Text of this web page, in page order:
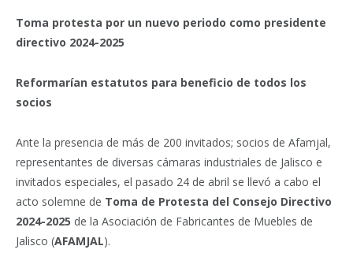
Toma protesta por un nuevo periodo como presidente
directivo 2024-2025
Reformarían estatutos para beneficio de todos los
socios
Ante la presencia de más de 200 invitados; socios de Afamjal,
representantes de diversas cámaras industriales de Jalisco e
invitados especiales, el pasado 24 de abril se llevó a cabo el
acto solemne de Toma de Protesta del Consejo Directivo
2024-2025 de la Asociación de Fabricantes de Muebles de
Jalisco (AFAMJAL).